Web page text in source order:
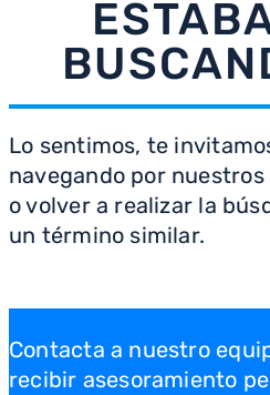
Lo sentimos, te
navegando por
o volver a realizar la
un término similar.
Contacta a nuestro
recibir asesoramiento